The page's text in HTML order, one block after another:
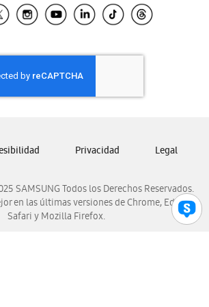
Samsung El Salvador
Samsung Honduras
Samsung Nicaragua
Samsung Panamá
Samsung Venezuela
SAMSUNG Todos los Derechos Reservados.
en las últimas versiones de Chrome, Edge,
Safari y Mozilla Firefox.
Privacidad Legal